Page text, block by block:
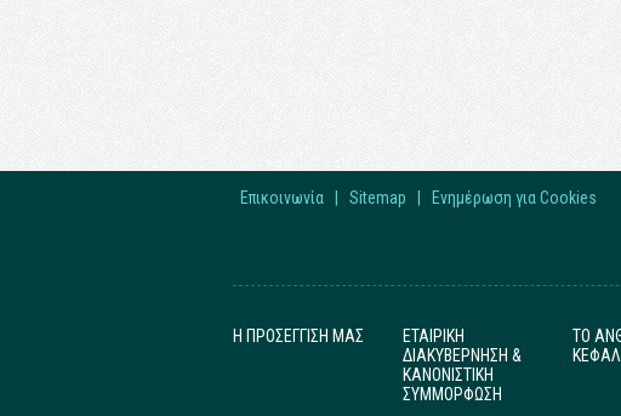
Επικοινωνία Sitemap Ενημέρωση για Cookies
Η ΠΡΟΣΕΓΓΙΣΗ ΜΑΣ
ΕΤΑΙΡΙΚΗ
ΔΙΑΚΥΒΕΡΝΗΣΗ &
ΚΑΝΟΝΙΣΤΙΚΗ
ΣΥΜΜΟΡΦΩΣΗ
ΤΟ